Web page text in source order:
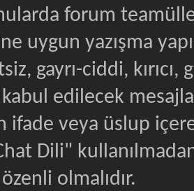
forum
uygun yazışma
gayrı-ciddi, kırıcı,
edilecek
ifade veya üslup
Dili"
olmalıdır.